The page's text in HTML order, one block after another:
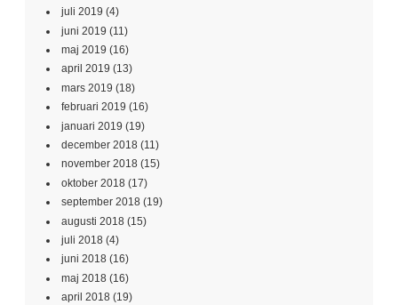
juli 2019 (4)
juni 2019 (11)
maj 2019 (16)
april 2019 (13)
mars 2019 (18)
februari 2019 (16)
januari 2019 (19)
december 2018 (11)
november 2018 (15)
oktober 2018 (17)
september 2018 (19)
augusti 2018 (15)
juli 2018 (4)
juni 2018 (16)
maj 2018 (16)
april 2018 (19)